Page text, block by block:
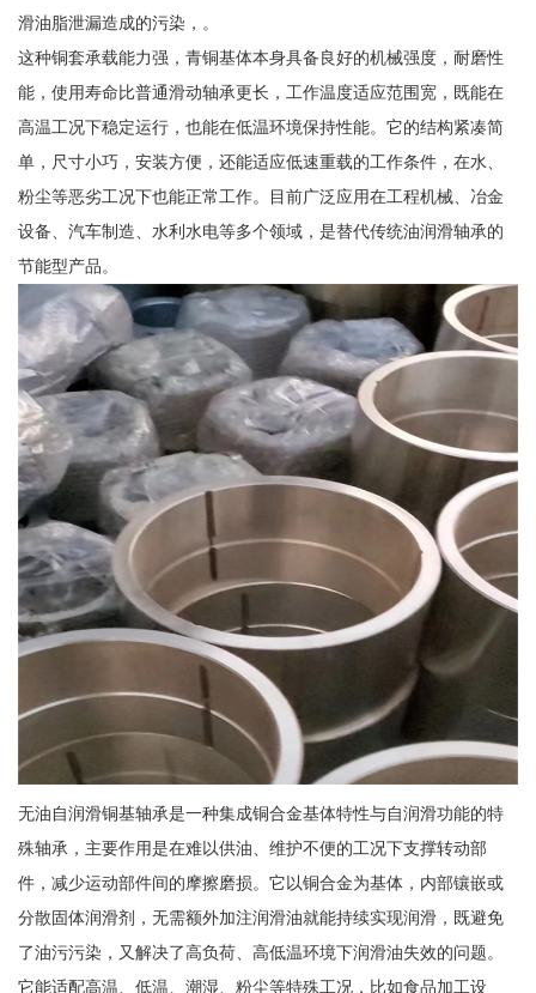
滑油脂泄漏造成的污染，。
这种铜套承载能力强，青铜基体本身具备良好的机械强度，耐磨性
能，使用寿命比普通滑动轴承更长，工作温度适应范围宽，既能在
高温工况下稳定运行，也能在低温环境保持性能。它的结构紧凑简
单，尺寸小巧，安装方便，还能适应低速重载的工作条件，在水、
粉尘等恶劣工况下也能正常工作。目前广泛应用在工程机械、冶金
设备、汽车制造、水利水电等多个领域，是替代传统油润滑轴承的
节能型产品。
无油自润滑铜基轴承是一种集成铜合金基体特性与自润滑功能的特
殊轴承，主要作用是在难以供油、维护不便的工况下支撑转动部
件，减少运动部件间的摩擦磨损。它以铜合金为基体，内部镶嵌或
分散固体润滑剂，无需额外加注润滑油就能持续实现润滑，既避免
了油污污染，又解决了高负荷、高低温环境下润滑油失效的问题。
它能适配高温、低温、潮湿、粉尘等特殊工况，比如食品加工设